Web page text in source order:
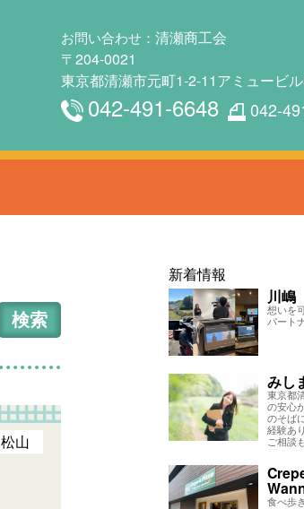
お問い合わせ： 清瀬商工会
〒204-0021
東京都清瀬市元町1-2-11アミュービ
042-491-6648 042-
松山
新着情報
川
想いを
パート
みし
東京都
の安心
のそば
経験あ
ご相談
食べ歩